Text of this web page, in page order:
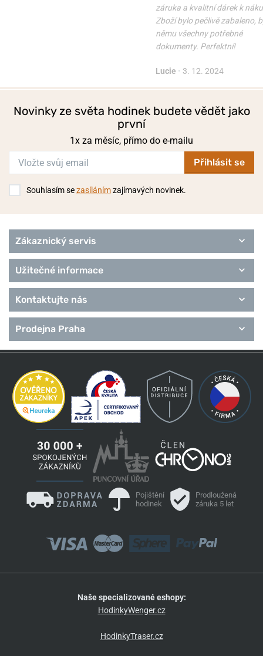
záruka a kvalitní dárek k
Zboží bylo pečlivě zabaleno,
němu všechny potřebné
dokumenty. Perfektní!
Lucie • 3. 12. 2024
Novinky ze světa hodinek budete vědět jako
první
1x za měsíc, přímo do e-mailu
Přihlásit se
Souhlasím sezasílánímzajímavých novinek.
Zákaznický servis
Užitečné informace
Kontaktujte nás
Prodejna Praha
Pojištění
hodinek
Prodloužená
záruka 5 let
Naše specializované eshopy:
HodinkyWenger.cz
HodinkyTraser.cz